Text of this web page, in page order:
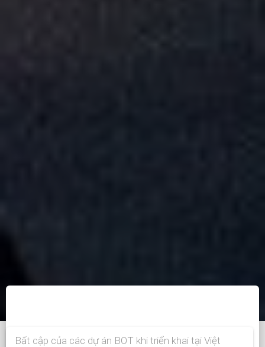
Bất cập của các dự án BOT khi triển khai tại Việt